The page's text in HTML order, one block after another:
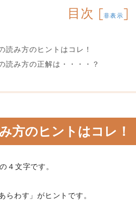
目次 [非表示]
読み方のヒントはコレ！
読み方の正解は・・・・？
方のヒントはコレ！
文字です。
わす」がヒントです。